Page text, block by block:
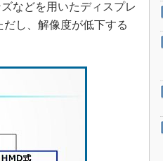
ジャパン
設計・開発
などを用いたディスプレ
し、解像度が低下する